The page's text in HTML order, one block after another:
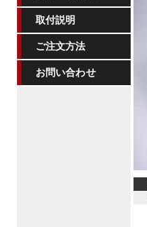
取付説明
ご注文方法
お問い合わせ